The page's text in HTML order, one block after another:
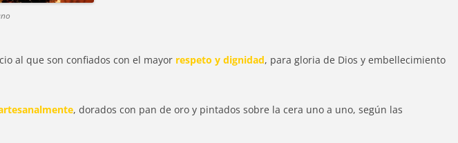
al que son confiados con el mayor respeto y dignidad, para gloria de Dios y embellecimiento
, dorados con pan de oro y pintados sobre la cera uno a uno, según las